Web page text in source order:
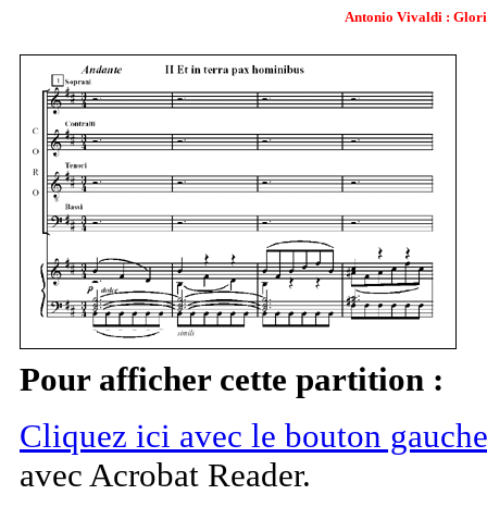
Antonio Vivaldi :
Pour afficher cette partition :
Cliquez ici avec le bouton
avec Acrobat Reader.